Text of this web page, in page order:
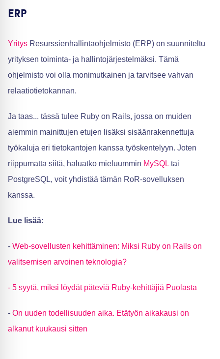
ERP
Yritys Resurssienhallintaohjelmisto (ERP) on suunniteltu
yrityksen toiminta- ja hallintojärjestelmäksi. Tämä
ohjelmisto voi olla monimutkainen ja tarvitsee vahvan
relaatiotietokannan.
Ja taas... tässä tulee Ruby on Rails, jossa on muiden
aiemmin mainittujen etujen lisäksi sisäänrakennettuja
työkaluja eri tietokantojen kanssa työskentelyyn. Joten
riippumatta siitä, haluatko mieluummin MySQL tai
PostgreSQL, voit yhdistää tämän RoR-sovelluksen
kanssa.
Lue lisää:
- Web-sovellusten kehittäminen: Miksi Ruby on Rails on
valitsemisen arvoinen teknologia?
- 5 syytä, miksi löydät päteviä Ruby-kehittäjiä Puolasta
- On uuden todellisuuden aika. Etätyön aikakausi on
alkanut kuukausi sitten